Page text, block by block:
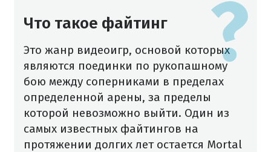
Что такое файтинг
Это жанр видеоигр, основой которых
являются поединки по рукопашному
бою между соперниками в пределах
определенной арены, за пределы
которой невозможно выйти. Один из
самых известных файтингов на
протяжении долгих лет остается Mortal